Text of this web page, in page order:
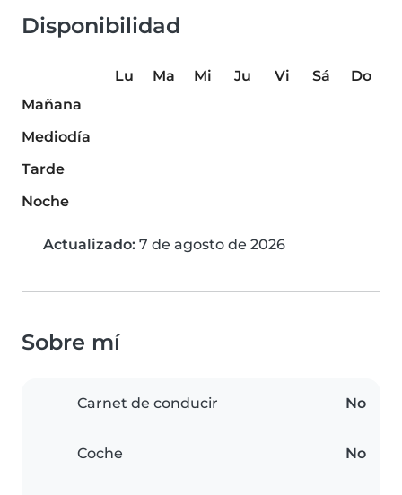
Disponibilidad
Lu Ma Mi Ju Vi Sá
Do
Mañana
Mediodía
Tarde
Noche
Actualizado: 7 de agosto de 2026
Sobre mí
Carnet de conducir No
Coche No